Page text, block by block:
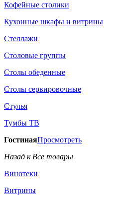
Кофейные столики
Кухонные шкафы и витрины
Стеллажи
Столовые группы
Столы обеденные
Столы сервировочные
Стулья
Тумбы ТВ
ГостинаяПросмотреть
Назад к Все товары
Винотеки
Витрины